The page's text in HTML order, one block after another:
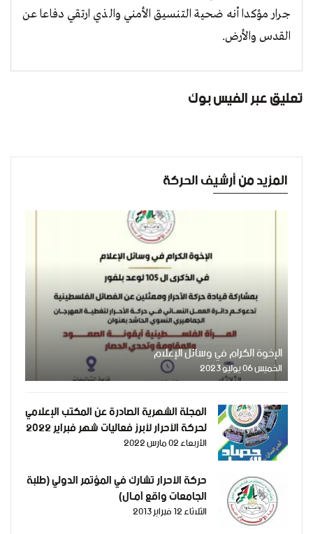
جرار مؤكدا أنه ضحية التنسيق الأمني والذي ارتقي دفاعا عن
القدس والأرض.
تعليق عبر الفيس بوك
المزيد من أرشيف الحركة
الإخوة الكرام في وسائل الإعلام
الخميس 06 يوليو 2023
المجلة الشهرية الصادرة عن المكتب الإعلامي
لحركة الأحرار لأبرز فعاليات شهر فبراير 2022
الأربعاء 02 مارس 2022
حركة الأحرار تشارك في المؤتمر الدولي (طلبة
الجامعات واقع آمـال)
الثلاثاء 12 فبراير 2013